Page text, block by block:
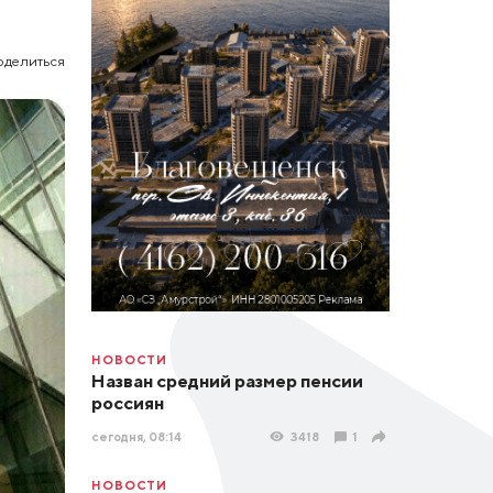
НОВОСТИ
Назван средний размер пенсии
россиян
сегодня, 08:14 3418 1
НОВОСТИ